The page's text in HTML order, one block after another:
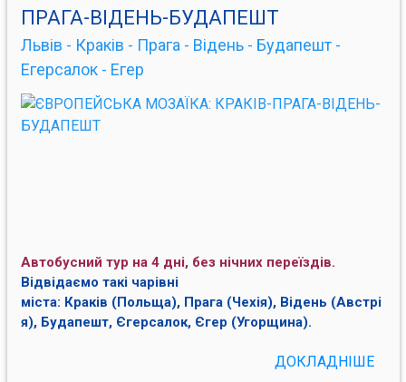
ПРАГА-ВІДЕНЬ-БУДАПЕШТ
Львів - Краків - Прага - Відень - Будапешт -
Егерсалок - Егер
Автобусний тур на 4 дні, без нічних переїздів.
Відвідаємо такі чарівні
міста: Краків (Польща), Прага (Чехія), Відень (Австрі
я), Будапешт, Єгерсалок, Єгер (Угорщина).
ДОКЛАДНІШЕ